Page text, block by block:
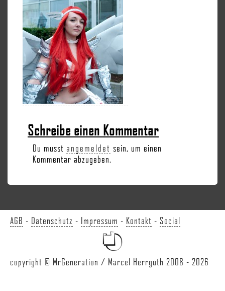
Schreibe einen Kommentar
Du musst angemeldet sein, um einen
Kommentar abzugeben.
AGB - Datenschutz - Impressum - Kontakt - Social
copyright © MrGeneration / Marcel Herrguth 2008 - 2026